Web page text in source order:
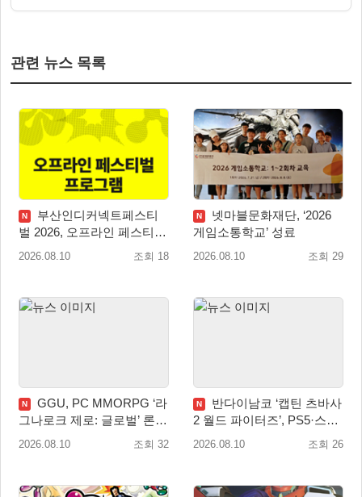
관련 뉴스 목록
N
부산인디커넥트페스티
벌 2026, 오프라인 페스티벌
이벤트 공개
2026.08.10 조회 18
N
넷마블문화재단, ‘2026
게임소통학교’ 성료
2026.08.10 조회 29
N
GGU, PC MMORPG ‘라
그나로크 제로: 글로벌’ 론칭
전 유저 소통에 주목!
2026.08.10 조회 32
N
반다이남코 ‘캡틴 츠바사
2 월드 파이터즈’, PS5·스위
치 패키지 선주문 실시
2026.08.10 조회 26